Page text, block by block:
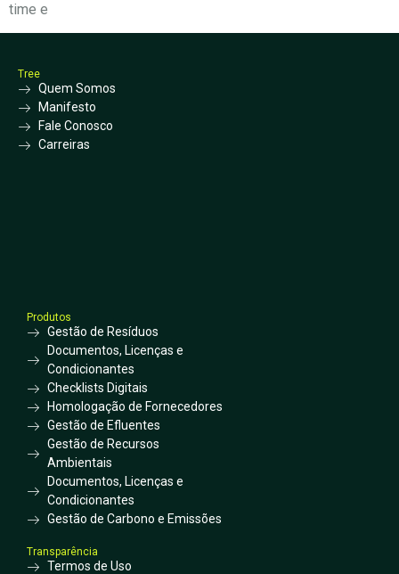
time e
Tree
Quem Somos
Manifesto
Fale Conosco
Carreiras
Produtos
Gestão de Resíduos
Documentos, Licenças e
Condicionantes
Checklists Digitais
Homologação de Fornecedores
Gestão de Efluentes
Gestão de Recursos
Ambientais
Documentos, Licenças e
Condicionantes
Gestão de Carbono e Emissões
Transparência
Termos de Uso